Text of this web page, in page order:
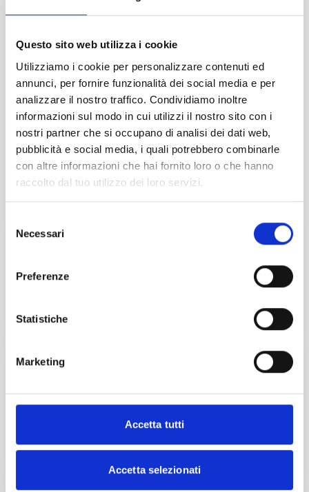
Questo sito web utilizza i cookie
Utilizziamo i cookie per personalizzare contenuti ed
annunci, per fornire funzionalità dei social media e per
analizzare il nostro traffico. Condividiamo inoltre
informazioni sul modo in cui utilizzi il nostro sito con i
nostri partner che si occupano di analisi dei dati web,
pubblicità e social media, i quali potrebbero combinarle
con altre informazioni che hai fornito loro o che hanno
raccolto dal tuo utilizzo dei loro servizi.
delNecessari
Preferenze
Statistiche
Marketing
Accetta tutti
Accetta selezionati
€ 50,00
EVENTO CONCLUSO
Prenotazioni chiuse il 03/05/2022
TAG
SEMINARIO
VERBALIZZAZIONE